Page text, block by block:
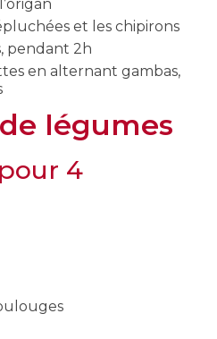
et les chipirons
pendant 2h
en alternant gambas,
légumes
4